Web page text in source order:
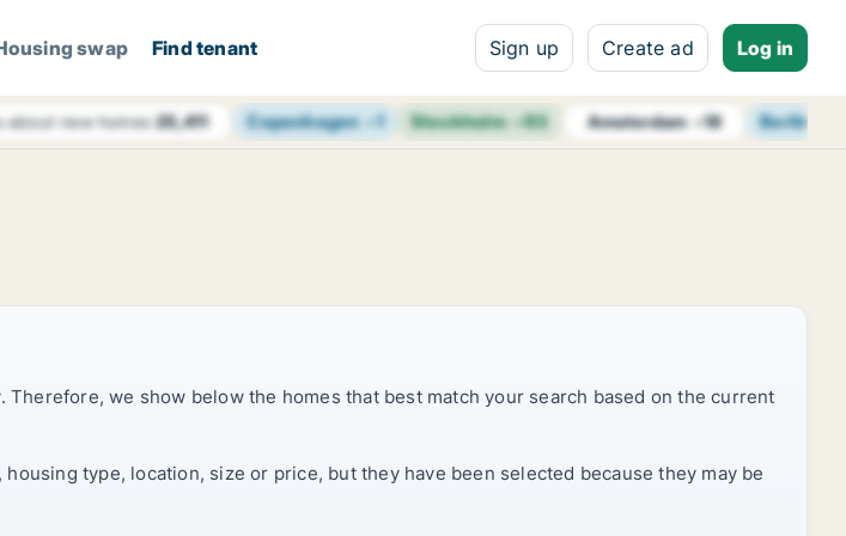
swap Find tenant Sign up Create ad Log in
about new homes25,411 Copenhagen+1 Stockholm+93 Amsterdam+18 Berlin
we show below the homes that best match your search based on the current
type, location, size or price, but they have been selected because they may be